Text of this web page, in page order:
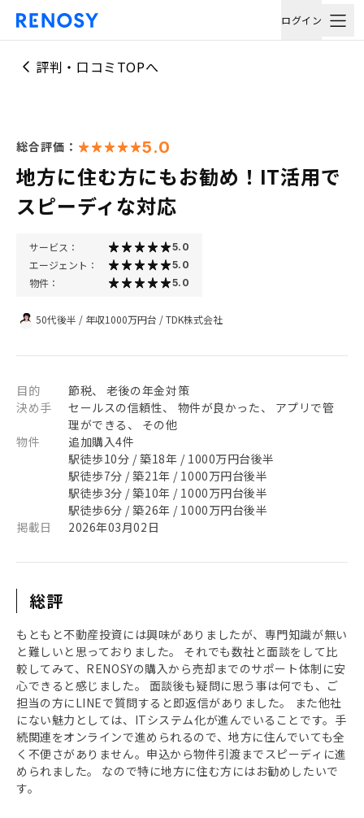
ログイン
評判・口コミTOPへ
総合評価： 5.0
地方に住む方にもお勧め！IT活用で
スピーディな対応
サービス： 5.0
エージェント： 5.0
物件： 5.0
50代後半 / 年収1000万円台 /TDK株式会社
目的
節税、 老後の年金対策
決め手
セールスの信頼性、 物件が良かった、 アプリで管
理ができる、 その他
物件
追加購入4件
駅徒歩10分 / 築18年 / 1000万円台後半
駅徒歩7分 / 築21年 / 1000万円台後半
駅徒歩3分 / 築10年 / 1000万円台後半
駅徒歩6分 / 築26年 / 1000万円台後半
掲載日
2026年03月02日
総評
もともと不動産投資には興味がありましたが、専門知識が無い
と難しいと思っておりました。 それでも数社と面談をして比
較してみて、RENOSYの購入から売却までのサポート体制に安
心できると感じました。 面談後も疑問に思う事は何でも、ご
担当の方にLINEで質問すると即返信がありました。 また他社
にない魅力としては、ITシステム化が進んでいることです。手
続関連をオンラインで進められるので、地方に住んでいても全
く不便さがありません。申込から物件引渡までスピーディに進
められました。 なので特に地方に住む方にはお勧めしたいで
す。